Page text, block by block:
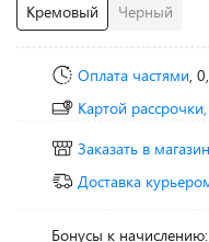
Кремовый Черный
Оплата частями,
Картой рассрочки,
Заказать в магазин
Доставка
Бонусы к начислению: